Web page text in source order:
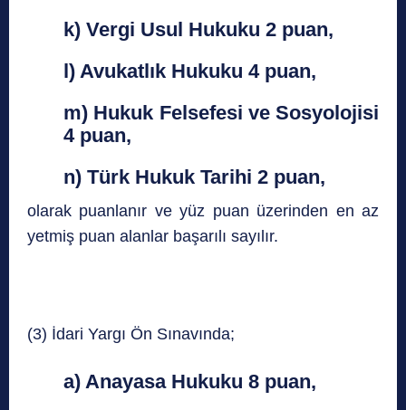
k) Vergi Usul Hukuku 2 puan,
l) Avukatlık Hukuku 4 puan,
m) Hukuk Felsefesi ve Sosyolojisi
4 puan,
n) Türk Hukuk Tarihi 2 puan,
olarak puanlanır ve yüz puan üzerinden en az
yetmiş puan alanlar başarılı sayılır.
(3) İdari Yargı Ön Sınavında;
a) Anayasa Hukuku 8 puan,